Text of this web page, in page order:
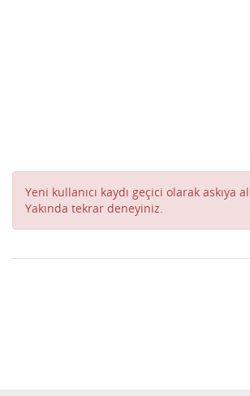
Yeni kullanıcı kaydı geçici olarak askıya
Yakında tekrar deneyiniz.